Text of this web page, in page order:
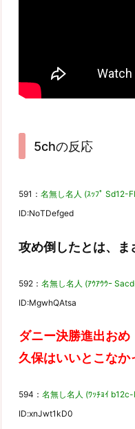
5chの反応
591： 名無し名人 (ｽｯﾌﾟ Sd12-
ID:NoTDefged
攻め倒したとは、
592： 名無し名人 (ｱｳｱｳｳｰ
ID:MgwhQAtsa
ダニー決勝進出おめ
久保はいいとこなか
594： 名無し名人 (ﾜｯﾁｮｲ
ID:xnJwt1kD0